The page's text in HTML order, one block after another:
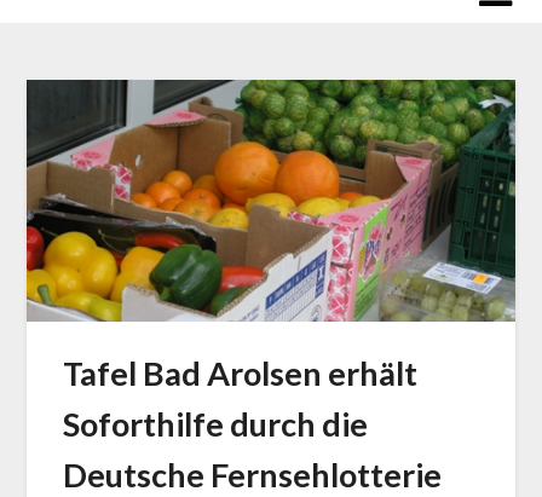
Tafel Bad Arolsen erhält
Soforthilfe durch die
Deutsche Fernsehlotterie